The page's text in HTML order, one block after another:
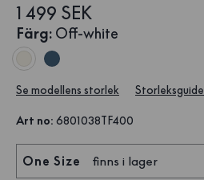
1 499 SEK
Färg: Off-white
Se modellens storlek Storleksguide
Art no: 6801038TF400
One Size finns i lager